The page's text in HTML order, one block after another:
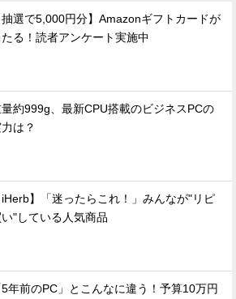
抽選で5,000円分】Amazonギフトカードが
たる！読者アンケート実施中
約999g、最新CPU搭載のビジネスPCの
は？
iHerb】「迷ったらこれ！」みんなが"リピ
い"している人気商品
5年前のPC」とこんなに違う！予算10万円